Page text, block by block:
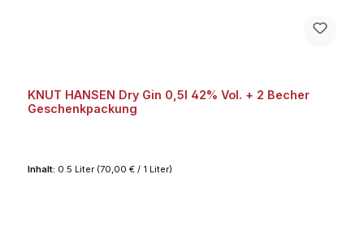
KNUT HANSEN Dry Gin 0,5l 42% Vol. + 2 Becher
Geschenkpackung
Inhalt: 0.5 Liter (70,00 € / 1 Liter)